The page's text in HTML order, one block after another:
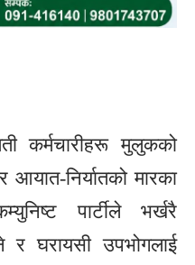
कर्मचारीहरू मुलुकको
निर्यातको मारका
पार्टीले भर्खरै
घरायसी उपभोगलाई